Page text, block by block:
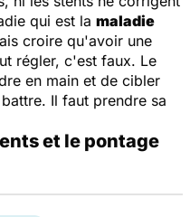
qui est la maladie
croire qu'avoir une
régler, c'est faux. Le
en main et de cibler
Il faut prendre sa
et le pontage